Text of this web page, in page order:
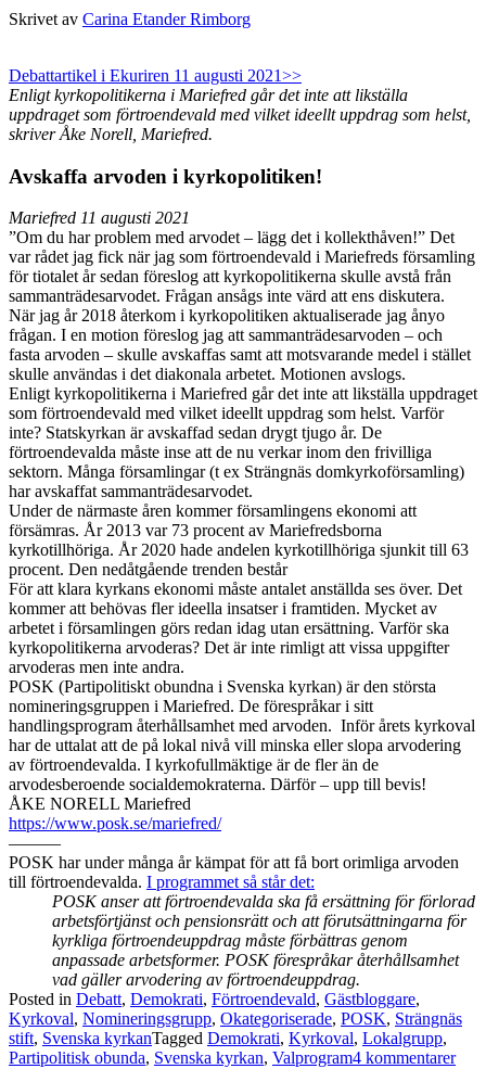
Skrivet av Carina Etander Rimborg
Debattartikel i Ekuriren 11 augusti 2021>>
Enligt kyrkopolitikerna i Mariefred går det inte att likställa
uppdraget som förtroendevald med vilket ideellt uppdrag som helst,
skriver Åke Norell, Mariefred.
Avskaffa arvoden i kyrkopolitiken!
Mariefred 11 augusti 2021
”Om du har problem med arvodet – lägg det i kollekthåven!” Det
var rådet jag fick när jag som förtroendevald i Mariefreds församling
för tiotalet år sedan föreslog att kyrkopolitikerna skulle avstå från
sammanträdesarvodet. Frågan ansågs inte värd att ens diskutera.
När jag år 2018 återkom i kyrkopolitiken aktualiserade jag ånyo
frågan. I en motion föreslog jag att sammanträdesarvoden – och
fasta arvoden – skulle avskaffas samt att motsvarande medel i stället
skulle användas i det diakonala arbetet. Motionen avslogs.
Enligt kyrkopolitikerna i Mariefred går det inte att likställa uppdraget
som förtroendevald med vilket ideellt uppdrag som helst. Varför
inte? Statskyrkan är avskaffad sedan drygt tjugo år. De
förtroendevalda måste inse att de nu verkar inom den frivilliga
sektorn. Många församlingar (t ex Strängnäs domkyrkoförsamling)
har avskaffat sammanträdesarvodet.
Under de närmaste åren kommer församlingens ekonomi att
försämras. År 2013 var 73 procent av Mariefredsborna
kyrkotillhöriga. År 2020 hade andelen kyrkotillhöriga sjunkit till 63
procent. Den nedåtgående trenden består
För att klara kyrkans ekonomi måste antalet anställda ses över. Det
kommer att behövas fler ideella insatser i framtiden. Mycket av
arbetet i församlingen görs redan idag utan ersättning. Varför ska
kyrkopolitikerna arvoderas? Det är inte rimligt att vissa uppgifter
arvoderas men inte andra.
POSK (Partipolitiskt obundna i Svenska kyrkan) är den största
nomineringsgruppen i Mariefred. De förespråkar i sitt
handlingsprogram återhållsamhet med arvoden. Inför årets kyrkoval
har de uttalat att de på lokal nivå vill minska eller slopa arvodering
av förtroendevalda. I kyrkofullmäktige är de fler än de
arvodesberoende socialdemokraterna. Därför – upp till bevis!
ÅKE NORELL Mariefred
https://www.posk.se/mariefred/
———
POSK har under många år kämpat för att få bort orimliga arvoden
till förtroendevalda. I programmet så står det:
POSK anser att förtroendevalda ska få ersättning för förlorad
arbetsförtjänst och pensionsrätt och att förutsättningarna för
kyrkliga förtroendeuppdrag måste förbättras genom
anpassade arbetsformer. POSK förespråkar återhållsamhet
vad gäller arvodering av förtroendeuppdrag.
Posted in Debatt, Demokrati, Förtroendevald, Gästbloggare,
Kyrkoval, Nomineringsgrupp, Okategoriserade, POSK, Strängnäs
stift, Svenska kyrkanTagged Demokrati, Kyrkoval, Lokalgrupp,
Partipolitisk obunda, Svenska kyrkan, Valprogram4 kommentarertill